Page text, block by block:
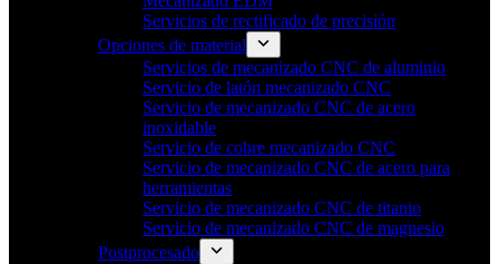
Servicios de rectificado de precisión
Opciones de material
Servicios de mecanizado CNC de aluminio
Servicio de latón mecanizado CNC
Servicio de mecanizado CNC de acero
inoxidable
Servicio de cobre mecanizado CNC
Servicio de mecanizado CNC de acero para
herramientas
Servicio de mecanizado CNC de titanio
Servicio de mecanizado CNC de magnesio
Postprocesado